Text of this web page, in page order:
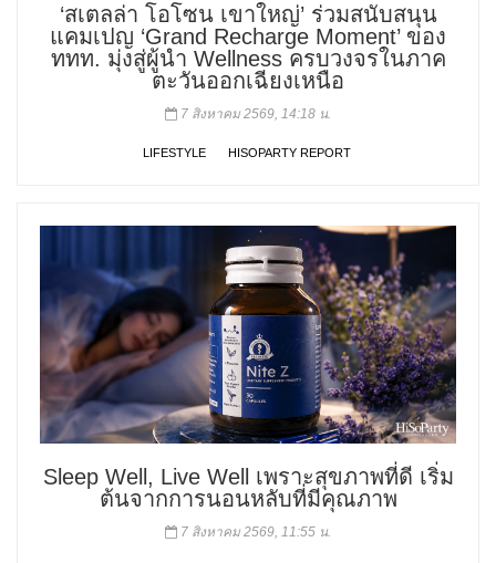
‘สเตลล่า โอโซน เขาใหญ่’ ร่วมสนับสนุน
แคมเปญ ‘Grand Recharge Moment’ ของ
ททท. มุ่งสู่ผู้นำ Wellness ครบวงจรในภาค
ตะวันออกเฉียงเหนือ
7 สิงหาคม 2569, 14:18 น.
LIFESTYLE HISOPARTY REPORT
Sleep Well, Live Well เพราะสุขภาพที่ดี เริ่ม
ต้นจากการนอนหลับที่มีคุณภาพ
7 สิงหาคม 2569, 11:55 น.